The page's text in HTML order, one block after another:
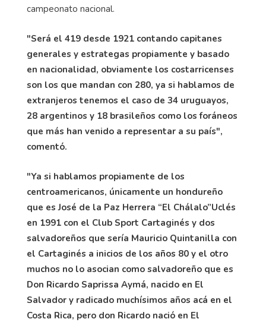
campeonato nacional.
"Será el 419 desde 1921 contando capitanes
generales y estrategas propiamente y basado
en nacionalidad, obviamente los costarricenses
son los que mandan con 280, ya si hablamos de
extranjeros tenemos el caso de 34 uruguayos,
28 argentinos y 18 brasileños como los foráneos
que más han venido a representar a su país",
comentó.
"Ya si hablamos propiamente de los
centroamericanos, únicamente un hondureño
que es José de la Paz Herrera “El Chálalo”Uclés
en 1991 con el Club Sport Cartaginés y dos
salvadoreños que sería Mauricio Quintanilla con
el Cartaginés a inicios de los años 80 y el otro
muchos no lo asocian como salvadoreño que es
Don Ricardo Saprissa Aymá, nacido en El
Salvador y radicado muchísimos años acá en el
Costa Rica, pero don Ricardo nació en El